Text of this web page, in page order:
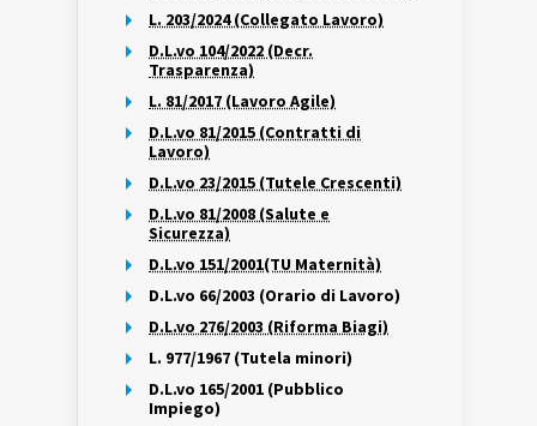
L. 203/2024 (Collegato Lavoro)
D.L.vo 104/2022 (Decr.
Trasparenza)
L. 81/2017 (Lavoro Agile)
D.L.vo 81/2015 (Contratti di
Lavoro)
D.L.vo 23/2015 (Tutele Crescenti)
D.L.vo 81/2008 (Salute e
Sicurezza)
D.L.vo 151/2001(TU Maternità)
D.L.vo 66/2003 (Orario di Lavoro)
D.L.vo 276/2003 (Riforma Biagi)
L. 977/1967 (Tutela minori)
D.L.vo 165/2001 (Pubblico
Impiego)